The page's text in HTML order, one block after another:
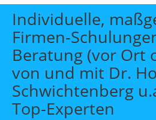
Start
Themen
Beratung
Individuelle Schulungen
Offene Seminare
Wissen
Individuelle,
Firmen-
Beratung (vor Ort
von und mit Dr.
Schwichtenberg
Top-Experten